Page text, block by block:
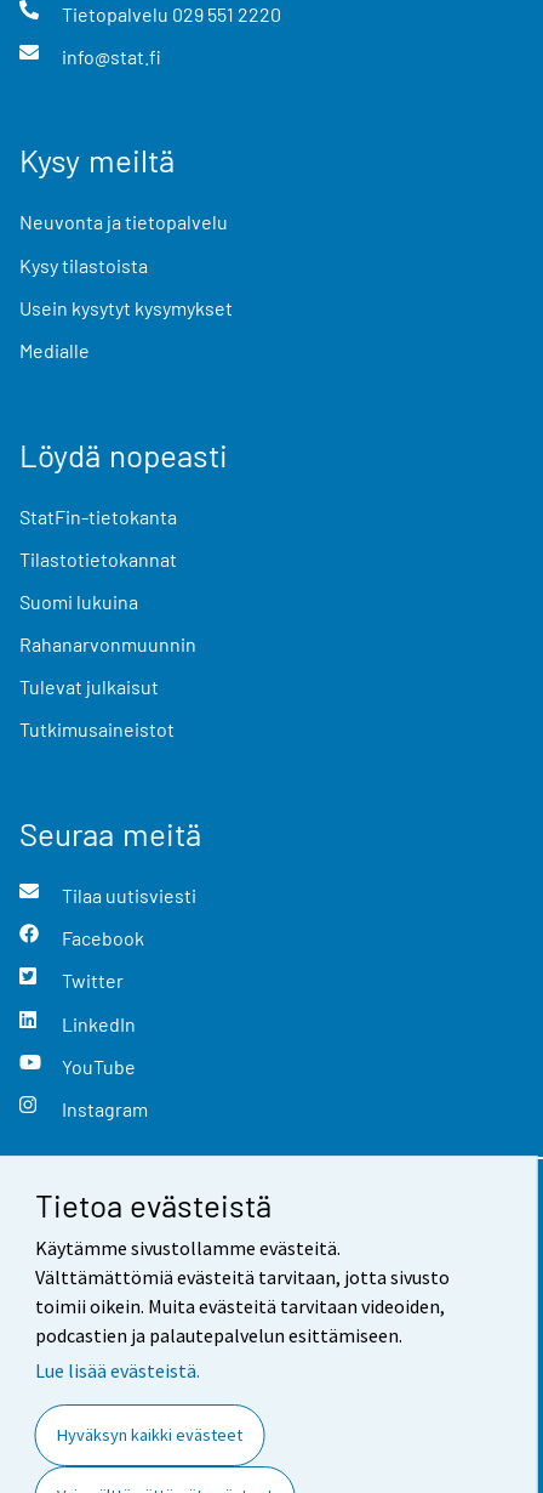
Tietoa evästeistä
Käytämme sivustollamme evästeitä.
Välttämättömiä evästeitä tarvitaan, jotta sivusto
toimii oikein. Muita evästeitä tarvitaan videoiden,
podcastien ja palautepalvelun esittämiseen.
Lue lisää evästeistä.
Hyväksyn kaikki evästeet
Tietopalvelu 029 551 2220
info@stat.fi
Kysy meiltä
Neuvonta ja tietopalvelu
Kysy tilastoista
Usein kysytyt kysymykset
Medialle
Löydä nopeasti
StatFin-tietokanta
Tilastotietokannat
Suomi lukuina
Rahanarvonmuunnin
Tulevat julkaisut
Tutkimusaineistot
Seuraa meitä
Tilaa uutisviesti
Facebook
Twitter
LinkedIn
YouTube
Instagram
Yhteystiedot
Palaute
Käyttöehdot
Saavutettavuus
Tietoa sivustosta